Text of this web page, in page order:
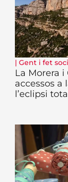
| Gent i fet
La Morera
accessos a
l’eclipsi